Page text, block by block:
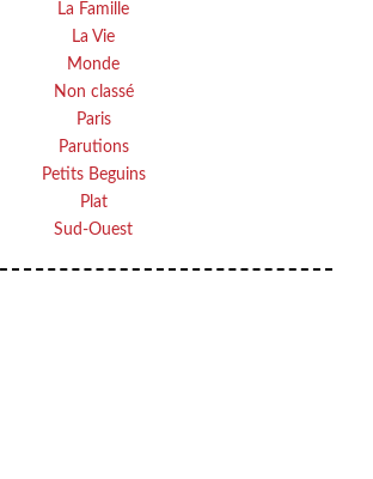
La Famille
La Vie
Monde
Non classé
Paris
Parutions
Petits Beguins
Plat
Sud-Ouest